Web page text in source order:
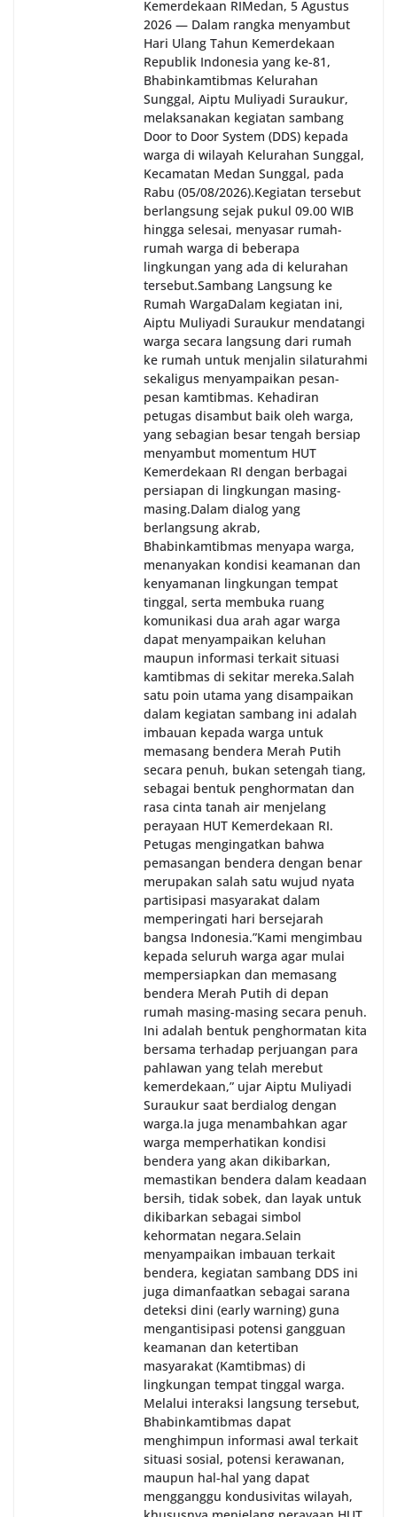
menanyakan kondisi keamanan dan kenyamanan
lingkungan tempat tinggal, serta membuka ruang
komunikasi dua arah agar warga dapat
menyampaikan keluhan maupun informasi terkait
situasi kamtibmas di sekitar mereka.‎‎‎Salah satu
poin utama yang disampaikan dalam kegiatan
sambang ini adalah imbauan kepada warga untuk
memasang bendera Merah Putih secara penuh,
bukan setengah tiang, sebagai bentuk
penghormatan dan rasa cinta tanah air
menjelang perayaan HUT Kemerdekaan RI.
Petugas mengingatkan bahwa pemasangan
bendera dengan benar merupakan salah satu
wujud nyata partisipasi masyarakat dalam
memperingati hari bersejarah bangsa
Indonesia.‎‎”Kami mengimbau kepada seluruh
warga agar mulai mempersiapkan dan memasang
bendera Merah Putih di depan rumah masing-
masing secara penuh. Ini adalah bentuk
penghormatan kita bersama terhadap
perjuangan para pahlawan yang telah merebut
kemerdekaan,” ujar Aiptu Muliyadi Suraukur saat
berdialog dengan warga.‎‎Ia juga menambahkan
agar warga memperhatikan kondisi bendera yang
akan dikibarkan, memastikan bendera dalam
keadaan bersih, tidak sobek, dan layak untuk
dikibarkan sebagai simbol kehormatan
negara.‎‎‎Selain menyampaikan imbauan terkait
bendera, kegiatan sambang DDS ini juga
dimanfaatkan sebagai sarana deteksi dini (early
warning) guna mengantisipasi potensi gangguan
keamanan dan ketertiban masyarakat
(Kamtibmas) di lingkungan tempat tinggal warga.
Melalui interaksi langsung tersebut,
Bhabinkamtibmas dapat menghimpun informasi
awal terkait situasi sosial, potensi kerawanan,
maupun hal-hal yang dapat mengganggu
kondusivitas wilayah, khususnya menjelang
perayaan HUT Kemerdekaan RI yang biasanya
diwarnai dengan berbagai kegiatan dan
keramaian warga.‎‎Dengan adanya deteksi dini ini,
diharapkan potensi gangguan keamanan dapat
diantisipasi sejak awal sehingga situasi di
Kelurahan Sunggal tetap terjaga aman, tertib,
dan kondusif hingga puncak perayaan HUT
Kemerdekaan RI berlangsung.‎‎Wujud Kedekatan
Polri dengan Masyarakat‎Kegiatan sambang Door
to Door System ini merupakan salah satu bentuk
implementasi program Polri Presisi yang
mengedepankan kehadiran dan kedekatan
personel Kepolisian dengan masyarakat. Melalui
kegiatan semacam ini, Bhabinkamtibmas tidak
hanya berperan sebagai penyampai informasi
dan imbauan, tetapi juga sebagai mitra
masyarakat dalam menjaga keamanan lingkungan
secara bersama-sama.‎‎Kehadiran
Bhabinkamtibmas di tengah-tengah warga
diharapkan dapat semakin mempererat
hubungan kemitraan antara Polri dan
masyarakat, sekaligus membangun kesadaran
kolektif warga akan pentingnya menjaga
keamanan, ketertiban, dan kekompakan
lingkungan, khususnya dalam menyambut
momentum bersejarah HUT Kemerdekaan
Republik Indonesia.‎Kegiatan sambang ini
rencananya akan terus dilaksanakan secara rutin
oleh Bhabinkamtibmas di wilayah Kelurahan
Sunggal sebagai bagian dari upaya menciptakan
situasi Kamtibmas yang aman dan kondusif,
sekaligus menumbuhkan semangat nasionalisme
warga dalam menyambut Hari Kemerdekaan RI.
Kemerdekaan RI‎‎Medan, 5 Agustus
2026 — Dalam rangka menyambut
Hari Ulang Tahun Kemerdekaan
Republik Indonesia yang ke-81,
Bhabinkamtibmas Kelurahan
Sunggal, Aiptu Muliyadi Suraukur,
melaksanakan kegiatan sambang
Door to Door System (DDS) kepada
warga di wilayah Kelurahan Sunggal,
Kecamatan Medan Sunggal, pada
Rabu (05/08/2026).‎‎Kegiatan tersebut
berlangsung sejak pukul 09.00 WIB
hingga selesai, menyasar rumah-
rumah warga di beberapa
lingkungan yang ada di kelurahan
tersebut.‎Sambang Langsung ke
Rumah Warga‎Dalam kegiatan ini,
Aiptu Muliyadi Suraukur mendatangi
warga secara langsung dari rumah
ke rumah untuk menjalin silaturahmi
sekaligus menyampaikan pesan-
pesan kamtibmas. Kehadiran
petugas disambut baik oleh warga,
yang sebagian besar tengah bersiap
menyambut momentum HUT
Kemerdekaan RI dengan berbagai
persiapan di lingkungan masing-
masing.‎Dalam dialog yang
berlangsung akrab,
Bhabinkamtibmas menyapa warga,
menanyakan kondisi keamanan dan
kenyamanan lingkungan tempat
tinggal, serta membuka ruang
komunikasi dua arah agar warga
dapat menyampaikan keluhan
maupun informasi terkait situasi
kamtibmas di sekitar mereka.‎‎‎Salah
satu poin utama yang disampaikan
dalam kegiatan sambang ini adalah
imbauan kepada warga untuk
memasang bendera Merah Putih
secara penuh, bukan setengah tiang,
sebagai bentuk penghormatan dan
rasa cinta tanah air menjelang
perayaan HUT Kemerdekaan RI.
Petugas mengingatkan bahwa
pemasangan bendera dengan benar
merupakan salah satu wujud nyata
partisipasi masyarakat dalam
memperingati hari bersejarah
bangsa Indonesia.‎‎”Kami mengimbau
kepada seluruh warga agar mulai
mempersiapkan dan memasang
bendera Merah Putih di depan
rumah masing-masing secara penuh.
Ini adalah bentuk penghormatan kita
bersama terhadap perjuangan para
pahlawan yang telah merebut
kemerdekaan,” ujar Aiptu Muliyadi
Suraukur saat berdialog dengan
warga.‎‎Ia juga menambahkan agar
warga memperhatikan kondisi
bendera yang akan dikibarkan,
memastikan bendera dalam keadaan
bersih, tidak sobek, dan layak untuk
dikibarkan sebagai simbol
kehormatan negara.‎‎‎Selain
menyampaikan imbauan terkait
bendera, kegiatan sambang DDS ini
juga dimanfaatkan sebagai sarana
deteksi dini (early warning) guna
mengantisipasi potensi gangguan
keamanan dan ketertiban
masyarakat (Kamtibmas) di
lingkungan tempat tinggal warga.
Melalui interaksi langsung tersebut,
Bhabinkamtibmas dapat
menghimpun informasi awal terkait
situasi sosial, potensi kerawanan,
maupun hal-hal yang dapat
mengganggu kondusivitas wilayah,